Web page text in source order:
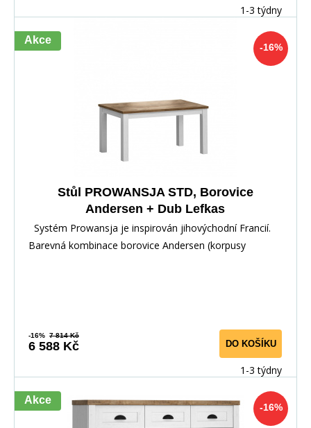
1-3 týdny
-16%
Akce
Stůl PROWANSJA STD, Borovice
Andersen + Dub Lefkas
Systém Prowansja je inspirován jihovýchodní Francií.
Barevná kombinace borovice Andersen (korpusy
-16% 7 814 Kč
6 588 Kč DO KOŠÍKU
1-3 týdny
-16%
Akce